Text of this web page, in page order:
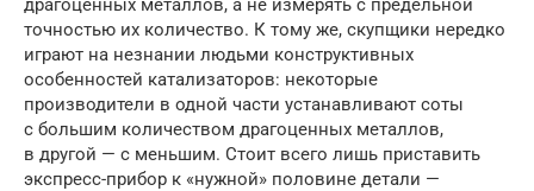
драгоценных металлов, а не измерять с предельной
точностью их количество. К тому же, скупщики нередко
играют на незнании людьми конструктивных
особенностей катализаторов: некоторые
производители в одной части устанавливают соты
с большим количеством драгоценных металлов,
в другой — с меньшим. Стоит всего лишь приставить
экспресс-прибор к «нужной» половине детали —